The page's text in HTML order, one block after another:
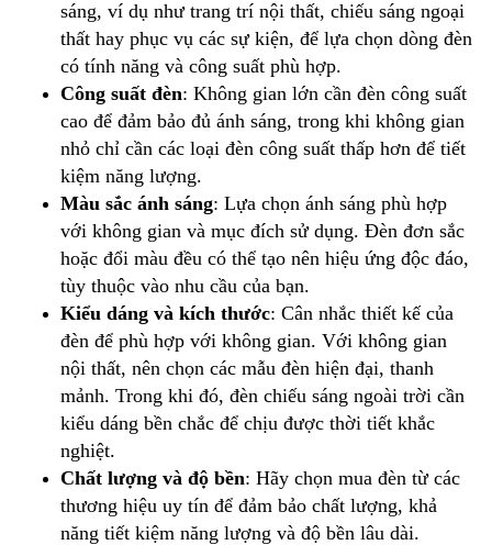
sáng, ví dụ như trang trí nội thất, chiếu sáng ngoại
thất hay phục vụ các sự kiện, để lựa chọn dòng đèn
có tính năng và công suất phù hợp.
Công suất đèn: Không gian lớn cần đèn công suất
cao để đảm bảo đủ ánh sáng, trong khi không gian
nhỏ chỉ cần các loại đèn công suất thấp hơn để tiết
kiệm năng lượng.
Màu sắc ánh sáng: Lựa chọn ánh sáng phù hợp
với không gian và mục đích sử dụng. Đèn đơn sắc
hoặc đổi màu đều có thể tạo nên hiệu ứng độc đáo,
tùy thuộc vào nhu cầu của bạn.
Kiểu dáng và kích thước: Cân nhắc thiết kế của
đèn để phù hợp với không gian. Với không gian
nội thất, nên chọn các mẫu đèn hiện đại, thanh
mảnh. Trong khi đó, đèn chiếu sáng ngoài trời cần
kiểu dáng bền chắc để chịu được thời tiết khắc
nghiệt.
Chất lượng và độ bền: Hãy chọn mua đèn từ các
thương hiệu uy tín để đảm bảo chất lượng, khả
năng tiết kiệm năng lượng và độ bền lâu dài.